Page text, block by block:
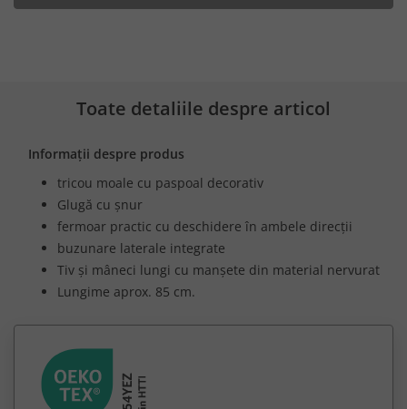
Toate detaliile despre articol
Informații despre produs
tricou moale cu paspoal decorativ
Glugă cu șnur
fermoar practic cu deschidere în ambele direcții
buzunare laterale integrate
Tiv și mâneci lungi cu manșete din material nervurat
Lungime aprox. 85 cm.